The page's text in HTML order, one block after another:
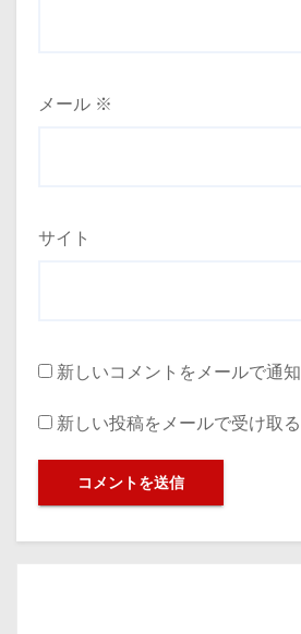
メール ※
サイト
新しいコメントをメールで通知
新しい投稿をメールで受け取る